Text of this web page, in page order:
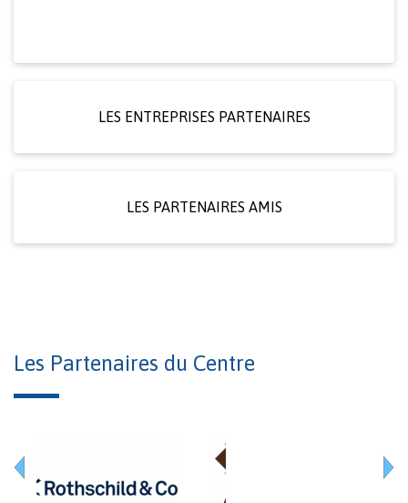
LES ENTREPRISES PARTENAIRES
LES PARTENAIRES AMIS
Les Partenaires du Centre